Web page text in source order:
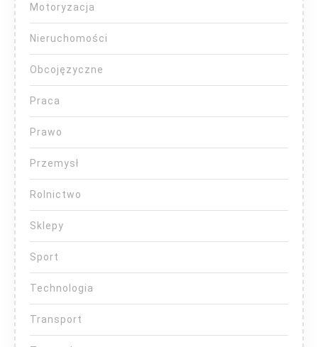
Motoryzacja
Nieruchomości
Obcojęzyczne
Praca
Prawo
Przemysł
Rolnictwo
Sklepy
Sport
Technologia
Transport